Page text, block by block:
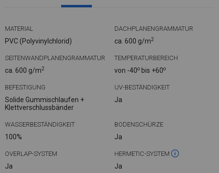
MATERIAL
PVC (Polyvinylchlorid)
DACHPLANENGRAMMATUR
ca. 600 g/m2
SEITENWANDPLANENGRAMMATUR
ca. 600 g/m2
TEMPERATURBEREICH
von -40o bis +60o
BEFESTIGUNG
Solide Gummischlaufen +
Klettverschlussbänder
UV-BESTÄNDIGKEIT
Ja
WASSERBESTÄNDIGKEIT
100%
BODENSCHÜRZE
Ja
OVERLAP-SYSTEM
Ja
HERMETIC-SYSTEM
Ja